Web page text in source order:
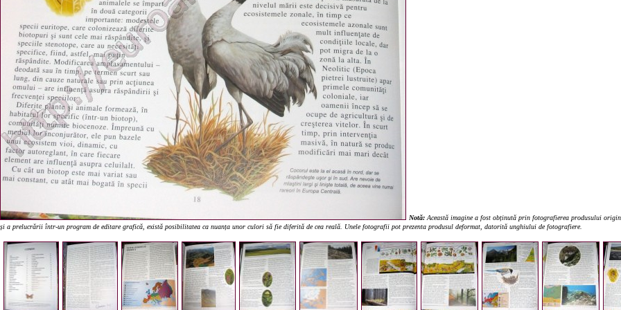
Notă: Această imagine a fost obținută prin fotografierea produsului
și a prelucrării într-un program de editare grafică, există posibilitatea ca nuanța unor culori să fie diferită de cea reală. Unele fotografii pot prezenta produsul deformat, datorită unghiului de fotografiere.